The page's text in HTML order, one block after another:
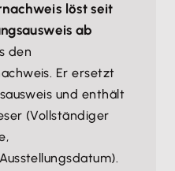
löst seit
ab
den
Er ersetzt
und enthält
(Vollständiger